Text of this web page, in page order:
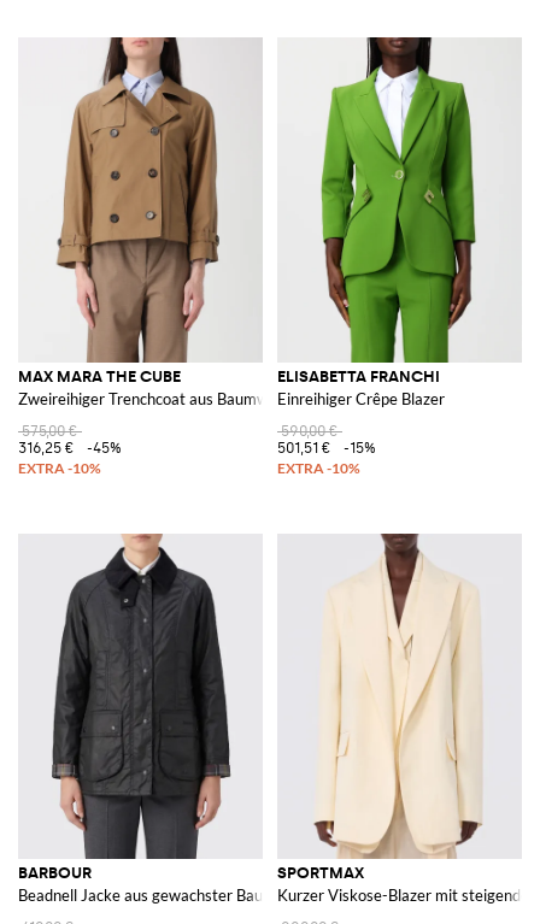
MAX MARA THE CUBE
Zweireihiger Trenchcoat aus Baumwollmischung
575,00 €
316,25 €
-45%
ELISABETTA FRANCHI
Einreihiger Crêpe Blazer
590,00 €
501,51 €
-15%
BARBOUR
Beadnell Jacke aus gewachster Baumwolle
SPORTMAX
Kurzer Viskose-Blazer mit